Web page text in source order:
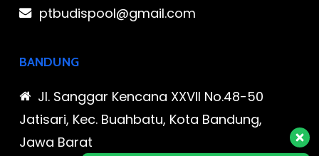
ptbudispool@gmail.com
BANDUNG
Jl. Sanggar Kencana XXVII No.48-50
Jatisari, Kec. Buahbatu, Kota Bandung,
Jawa Barat